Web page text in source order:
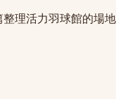
理活力羽球館的